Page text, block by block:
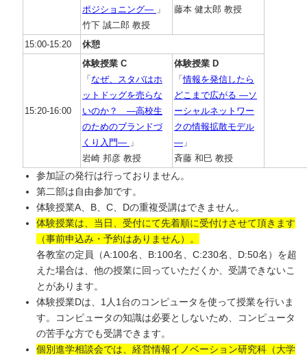
ポジショニング― 」
竹下 誠二郎 教授
藤本 健太郎 教授
15:00-15:20 休憩
15:20-16:00
体験授業 C
「 なぜ、スタバはホ
ットドッグを売らな
いのか？ ―高校生
のためのブランドづ
くり入門― 」
岩崎 邦彦 教授
体験授業 D
「情報を発信したら
どこまで広がる ―ソ
ーシャルネットワー
クの情報拡散モデル
― 」
斉藤 和巳 教授
参加証の発行は行っておりません。
第二部は自由参加です。
体験授業A、B、C、Dの重複受講はできません。
体験授業は、当日、受付にて先着順に受付けさせて頂きます
（事前申込み・予約はありません）。
各教室の定員（A:100名、B:100名、C:230名、D:50名）を超
えた場合は、他の授業に回っていただくか、受講できないこ
とがあります。
体験授業Dは、1人1台のコンピュータを使って授業を行いま
す。コンピュータの知識は必要としないため、コンピュータ
の苦手な方でも受講できます。
個別進学相談会では、経営情報イノベーション研究科（大学